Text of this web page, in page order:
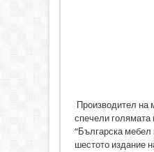
Производител на
спечели голямата
“Българска мебел
шестото издание